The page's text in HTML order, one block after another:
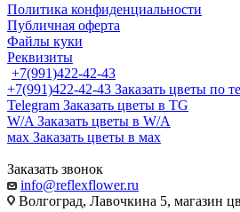
Политика конфиденциальности
Публичная оферта
Файлы куки
Реквизиты
+7(991)422-42-43
+7(991)422-42-43 Заказать цветы по
Telegram Заказать цветы в TG
W/A Заказать цветы в W/A
мах Заказать цветы в мах
Заказать звонок
info@reflexflower.ru
Волгоград, Лавочкина 5, магазин